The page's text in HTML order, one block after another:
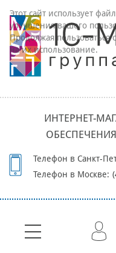
ИНТЕРНЕТ-
Телефон в Санкт-
Телефон в Москве:
Этот сайт использует
улучшения вашего
Продолжая пользоваться
на их использование.